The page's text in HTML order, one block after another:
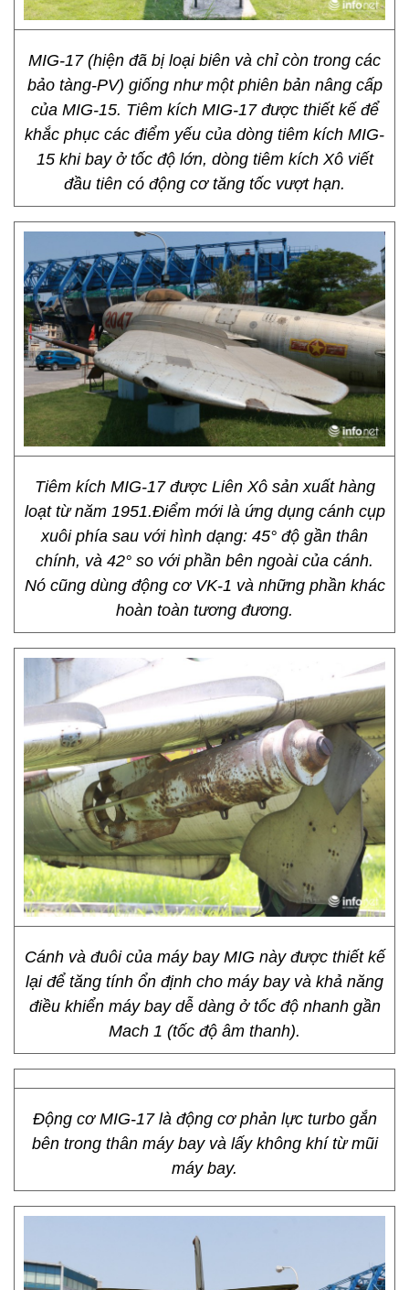
MIG-17 (hiện đã bị loại biên và chỉ còn trong các
bảo tàng-PV) giống như một phiên bản nâng cấp
của MIG-15. Tiêm kích MIG-17 được thiết kế để
khắc phục các điểm yếu của dòng tiêm kích MIG-
15 khi bay ở tốc độ lớn, dòng tiêm kích Xô viết
đầu tiên có động cơ tăng tốc vượt hạn.
Tiêm kích MIG-17 được Liên Xô sản xuất hàng
loạt từ năm 1951.Điểm mới là ứng dụng cánh cụp
xuôi phía sau với hình dạng: 45° độ gần thân
chính, và 42° so với phần bên ngoài của cánh.
Nó cũng dùng động cơ VK-1 và những phần khác
hoàn toàn tương đương.
Cánh và đuôi của máy bay MIG này được thiết kế
lại để tăng tính ổn định cho máy bay và khả năng
điều khiển máy bay dễ dàng ở tốc độ nhanh gần
Mach 1 (tốc độ âm thanh).
Động cơ MIG-17 là động cơ phản lực turbo gắn
bên trong thân máy bay và lấy không khí từ mũi
máy bay.